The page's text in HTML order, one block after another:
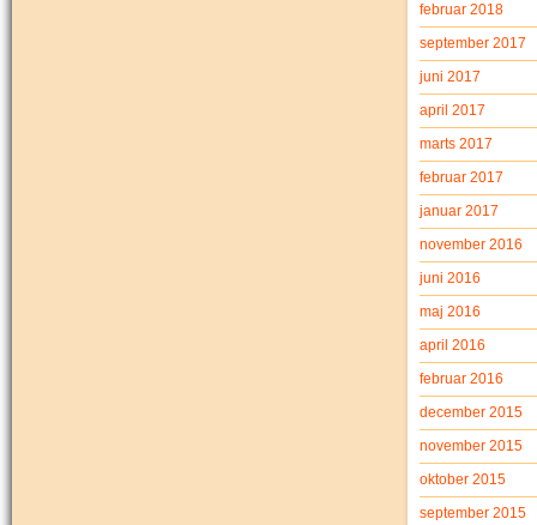
februar 2018
september 2017
juni 2017
april 2017
marts 2017
februar 2017
januar 2017
november 2016
juni 2016
maj 2016
april 2016
februar 2016
december 2015
november 2015
oktober 2015
september 2015